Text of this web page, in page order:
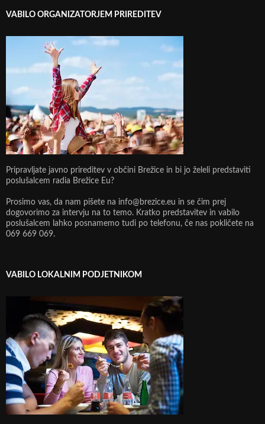
VABILO ORGANIZATORJEM PRIREDITEV
Pripravljate javno prireditev v občini Brežice in bi jo želeli predstaviti
poslušalcem radia Brežice Eu?
Prosimo vas, da nam pišete na info@brezice.eu in se čim prej
dogovorimo za intervju na to temo. Kratko predstavitev in vabilo
poslušalcem lahko posnamemo tudi po telefonu, če nas pokličete na
069 669 069.
VABILO LOKALNIM PODJETNIKOM